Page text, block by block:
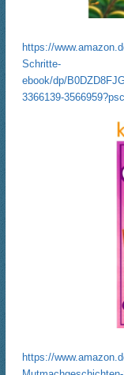
https://
Schritte-
ebook/dp/
3366139-
https://